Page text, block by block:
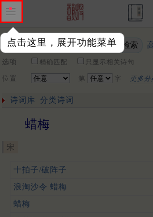
点击这里，展开功能菜单
关键词
选项 精确匹配 只显示相关诗句
位置 第 字 更多分
诗词库 分类诗词
蜡梅
宋
十拍子/破阵子
浪淘沙令 蜡梅
蜡梅